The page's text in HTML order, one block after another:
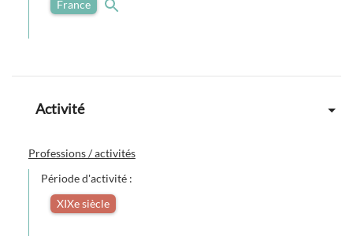
France
Activité
Professions / activités
Période d'activité :
XIXe siècle